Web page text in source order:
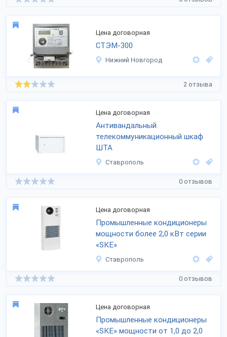
Цена договорная
СТЭМ-300
Нижний Новгород
2 отзыва
Цена договорная
Антивандальный
телекоммуникационный шкаф
ШТА
Ставрополь
0 отзывов
Цена договорная
Промышленные кондиционеры
мощности более 2,0 кВт серии
«SKE»
Ставрополь
0 отзывов
Цена договорная
Промышленные кондиционеры
«SKE» мощности от 1,0 до 2,0